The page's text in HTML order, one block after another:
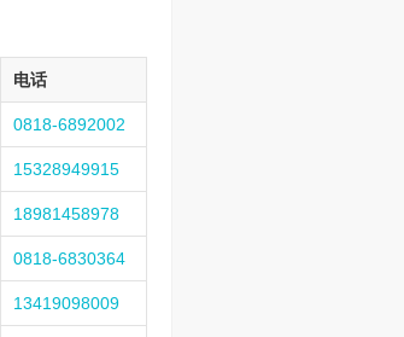
电话
0818-6892002
15328949915
18981458978
0818-6830364
13419098009